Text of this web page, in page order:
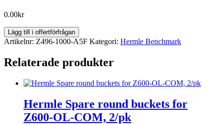
0.00kr
Hermle
CONICAL
24
X
PK2
Lägg till i offertförfrågan
Artikelnr: Z496-1000-A5F Kategori: Hermle Benchmark
Relaterade produkter
Hermle Spare round buckets for
Z600-OL-COM, 2/pk